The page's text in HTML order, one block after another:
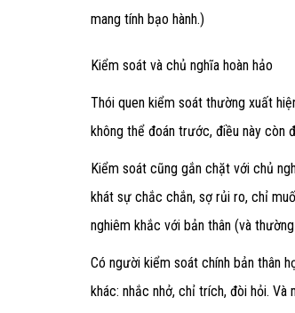
mang tính bạo hành.)
Kiểm soát và chủ nghĩa hoàn hảo
Thói quen kiểm soát thường xuất
không thể đoán trước, điều này còn
Kiểm soát cũng gắn chặt với chủ
khát sự chắc chắn, sợ rủi ro, chỉ
nghiêm khắc với bản thân (và
Có người kiểm soát chính bản thân
khác: nhắc nhở, chỉ trích, đòi hỏi.